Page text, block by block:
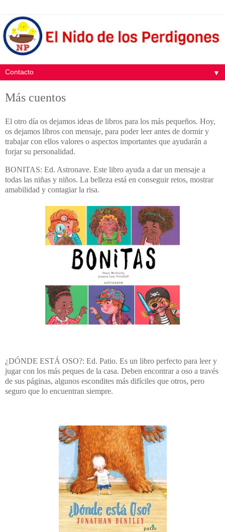
▼
Más cuentos
El otro día os dejamos ideas de libros para los más pequeños. Hoy,
os dejamos libros con mensaje, para poder leer antes de dormir y
trabajar con ellos valores o aspectos importantes que ayudarán a
forjar su personalidad.
BONITAS: Ed. Astronave. Este libro ayuda a dar un mensaje a
todas las niñas y niños. La belleza está en conseguir retos, mostrar
amabilidad y contagiar la risa.
¿DÓNDE ESTÁ OSO?: Ed. Patio. Es un libro perfecto para leer y
jugar con los más peques de la casa. Deben encontrar a oso a través
de sus páginas, algunos escondites más difíciles que otros, pero
seguro que lo encuentran siempre.